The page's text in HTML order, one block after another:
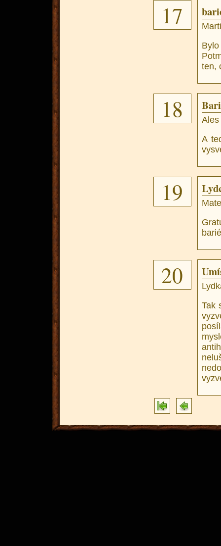
17
ten,
18
Ales
A
19
20
Tak